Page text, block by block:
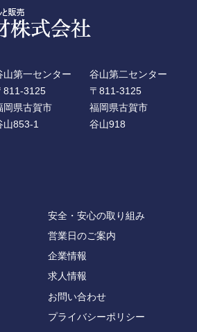
山第一センター
811-3125
岡県古賀市
山853-1
谷山第二センター
〒811-3125
福岡県古賀市
谷山918
安全・安心の取り組み
営業日のご案内
企業情報
求人情報
お問い合わせ
プライバシーポリシー